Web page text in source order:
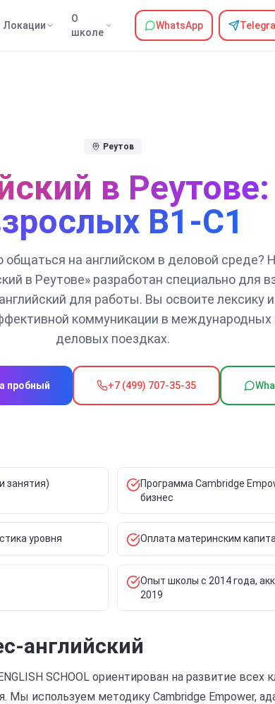
Локации
О
школе
WhatsApp
Реутов
в
B1-C1
общаться на английском в деловой среде?
в Реутове» разработан специально для
для работы. Вы освоите лексику
коммуникации в международных
деловых поездках.
пробный +7 (499) 707-35-35
занятия)
Программа Cambridge
бизнес
уровня Оплата материнским
Опыт школы с 2014 года,
2019
английский
SCHOOL ориентирован на развитие
Мы используем методику Cambridge Empower,